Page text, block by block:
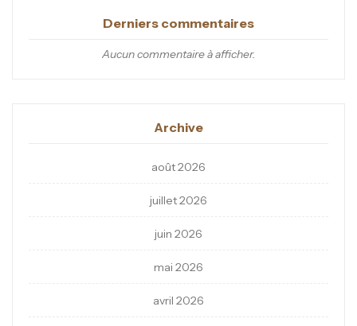
Derniers commentaires
Aucun commentaire à afficher.
Archive
août 2026
juillet 2026
juin 2026
mai 2026
avril 2026